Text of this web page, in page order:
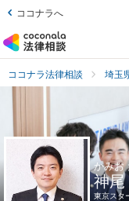
ココナラへ
ココナラ法律相談 埼玉
かみお
神尾
東京スタ